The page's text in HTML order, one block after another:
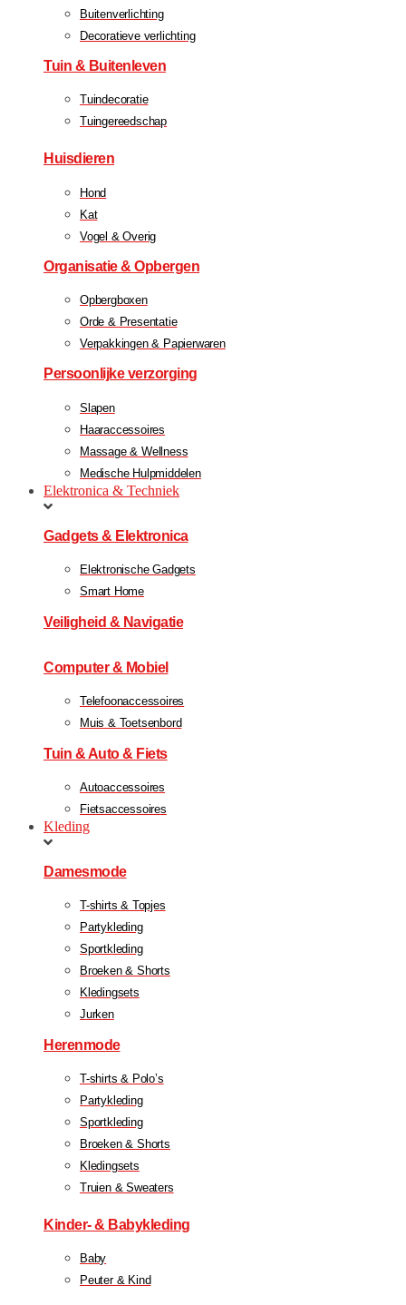
Buitenverlichting
Decoratieve verlichting
Tuin & Buitenleven
Tuindecoratie
Tuingereedschap
Huisdieren
Hond
Kat
Vogel & Overig
Organisatie & Opbergen
Opbergboxen
Orde & Presentatie
Verpakkingen & Papierwaren
Persoonlijke verzorging
Slapen
Haaraccessoires
Massage & Wellness
Medische Hulpmiddelen
Elektronica & Techniek
Gadgets & Elektronica
Elektronische Gadgets
Smart Home
Veiligheid & Navigatie
Computer & Mobiel
Telefoonaccessoires
Muis & Toetsenbord
Tuin & Auto & Fiets
Autoaccessoires
Fietsaccessoires
Kleding
Damesmode
T-shirts & Topjes
Partykleding
Sportkleding
Broeken & Shorts
Kledingsets
Jurken
Herenmode
T-shirts & Polo’s
Partykleding
Sportkleding
Broeken & Shorts
Kledingsets
Truien & Sweaters
Kinder- & Babykleding
Baby
Peuter & Kind